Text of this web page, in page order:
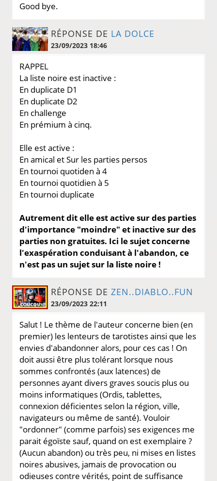
Good bye.
RÉPONSE DE LA DOLCE
23/09/2023 18:46
RAPPEL
La liste noire est inactive :
En duplicate D1
En duplicate D2
En challenge
En prémium à cinq.
Elle est active :
En amical et Sur les parties persos
En tournoi quotiden à 4
En tournoi quotidien à 5
En tournoi duplicate
Autrement dit elle est active sur des parties
d'importance "moindre" et inactive sur des
parties non gratuites. Ici le sujet concerne
l'exaspération conduisant à l'abandon, ce
n'est pas un sujet sur la liste noire !
RÉPONSE DE ZEN..DIABLO..FUN
23/09/2023 22:11
Salut ! Le thème de l'auteur concerne bien (en
premier) les lenteurs de tarotistes ainsi que les
envies d'abandonner alors, pour ces cas ! On
doit aussi être plus tolérant lorsque nous
sommes confrontés (aux latences) de
personnes ayant divers graves soucis plus ou
moins informatiques (Ordis, tablettes,
connexion déficientes selon la région, ville,
navigateurs ou même de santé). Vouloir
"ordonner" (comme parfois) ses exigences me
parait égoïste sauf, quand on est exemplaire ?
(Aucun abandon) ou très peu, ni mises en listes
noires abusives, jamais de provocation ou
odieuses contre vérités, point de suffisance